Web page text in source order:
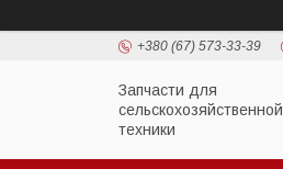
+380 (67) 573-33-39
Запчасти для
сельскохозяйственной
техники